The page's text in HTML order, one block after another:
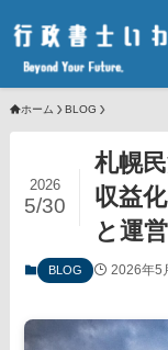
ホーム BLOG
札幌
収益
と運
2026
5/30
BLOG 2026年5